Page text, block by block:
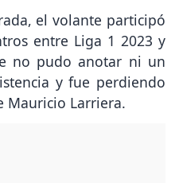
el volante participó
entre Liga 1 2023 y
no pudo anotar ni un
y fue perdiendo
Mauricio Larriera.